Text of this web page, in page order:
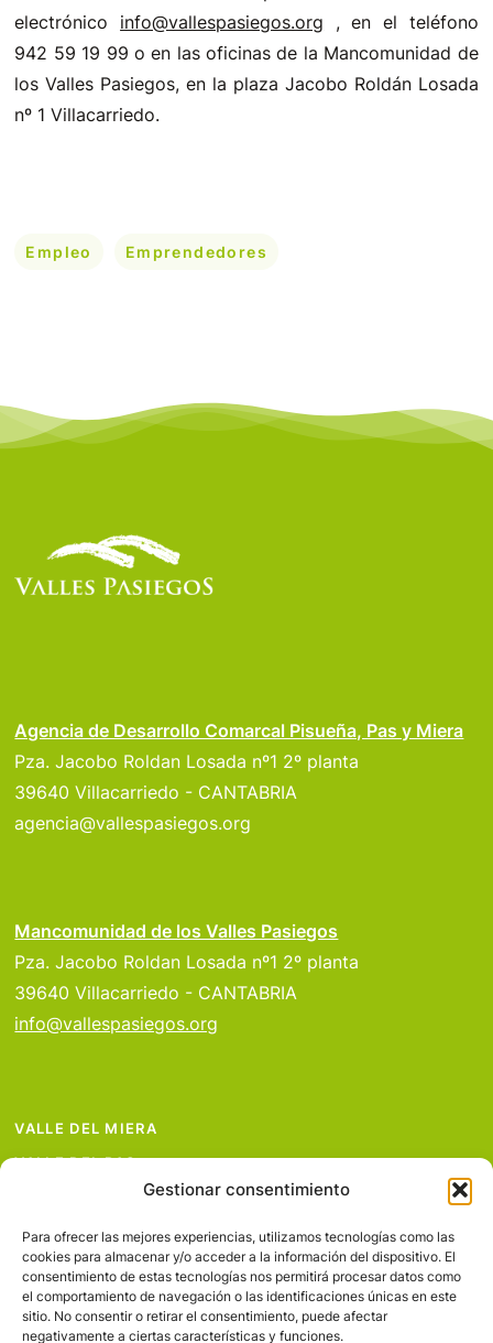
Gestionar consentimiento
Para ofrecer las mejores experiencias, utilizamos tecnologías como las
cookies para almacenar y/o acceder a la información del dispositivo. El
consentimiento de estas tecnologías nos permitirá procesar datos como
el comportamiento de navegación o las identificaciones únicas en este
sitio. No consentir o retirar el consentimiento, puede afectar
negativamente a ciertas características y funciones.
electrónico info@vallespasiegos.org , en el teléfono
942 59 19 99 o en las oficinas de la Mancomunidad de
los Valles Pasiegos, en la plaza Jacobo Roldán Losada
nº 1 Villacarriedo.
Empleo Emprendedores
Agencia de Desarrollo Comarcal Pisueña, Pas y Miera
Pza. Jacobo Roldan Losada nº1 2º planta
39640 Villacarriedo - CANTABRIA
agencia@vallespasiegos.org
Mancomunidad de los Valles Pasiegos
Pza. Jacobo Roldan Losada nº1 2º planta
39640 Villacarriedo - CANTABRIA
info@vallespasiegos.org
VALLE DEL MIERA
VALLE DEL PAS
VALLE DEL PISUEÑA
PROYECTOS
SERVICIOS
AVISO LEGAL